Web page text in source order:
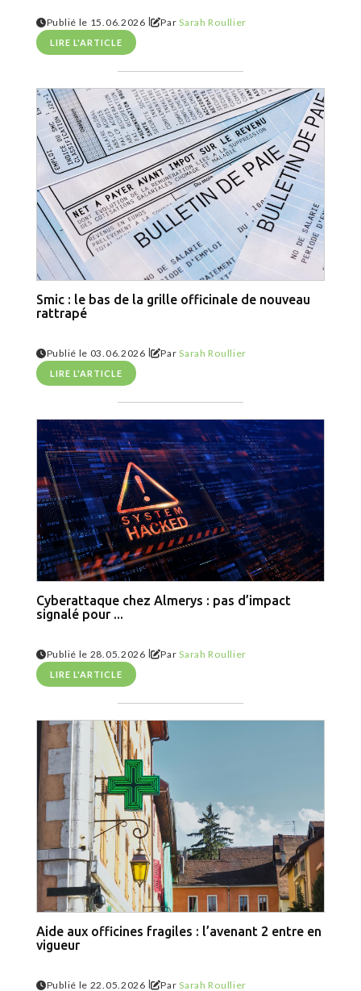
Publié le 15.06.2026 | ParSarah Roullier
LIRE L'ARTICLE
Smic : le bas de la grille officinale de nouveau
rattrapé
Publié le 03.06.2026 | ParSarah Roullier
LIRE L'ARTICLE
Cyberattaque chez Almerys : pas d’impact
signalé pour ...
Publié le 28.05.2026 | ParSarah Roullier
LIRE L'ARTICLE
Aide aux officines fragiles : l’avenant 2 entre en
vigueur
Publié le 22.05.2026 | ParSarah Roullier